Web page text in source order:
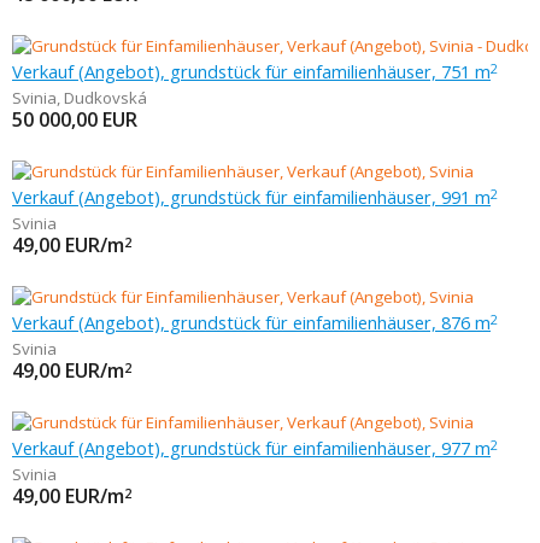
Verkauf (Angebot), grundstück für einfamilienhäuser, 751 m2
Svinia, Dudkovská
50 000,00 EUR
Verkauf (Angebot), grundstück für einfamilienhäuser, 991 m2
Svinia
49,00 EUR/m2
Verkauf (Angebot), grundstück für einfamilienhäuser, 876 m2
Svinia
49,00 EUR/m2
Verkauf (Angebot), grundstück für einfamilienhäuser, 977 m2
Svinia
49,00 EUR/m2